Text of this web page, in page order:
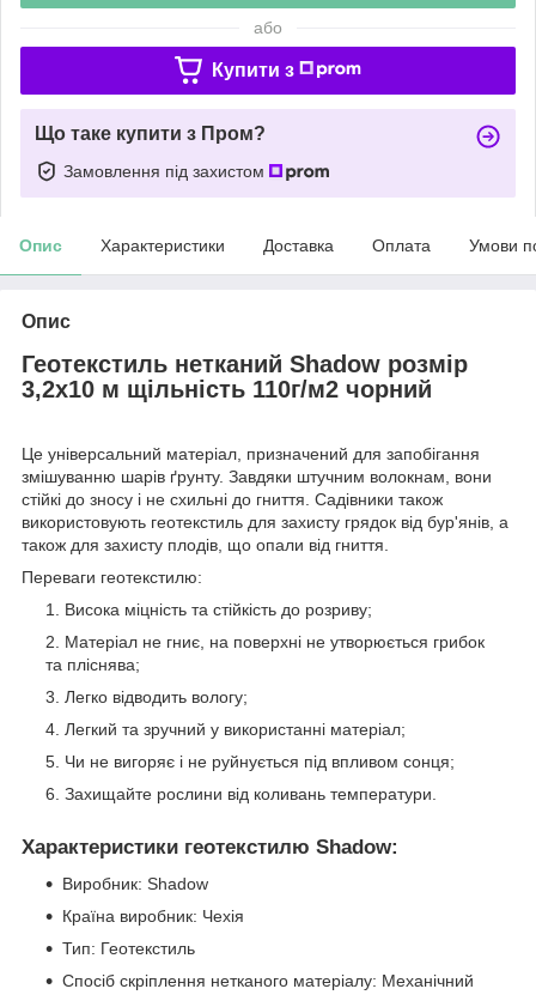
або
Купити з
Що таке купити з Пром?
Замовлення під захистом
Опис Характеристики Доставка Оплата Умови
Опис
Геотекстиль нетканий Shadow розмір
3,2х10 м щільність 110г/м2 чорний
Це універсальний матеріал, призначений для запобігання
змішуванню шарів ґрунту. Завдяки штучним волокнам, вони
стійкі до зносу і не схильні до гниття. Садівники також
використовують геотекстиль для захисту грядок від бур'янів, а
також для захисту плодів, що опали від гниття.
Переваги геотекстилю:
Висока міцність та стійкість до розриву;
Матеріал не гниє, на поверхні не утворюється грибок
та пліснява;
Легко відводить вологу;
Легкий та зручний у використанні матеріал;
Чи не вигоряє і не руйнується під впливом сонця;
Захищайте рослини від коливань температури.
Характеристики геотекстилю Shadow:
Виробник: Shadow
Країна виробник: Чехія
Тип: Геотекстиль
Спосіб скріплення нетканого матеріалу: Механічний